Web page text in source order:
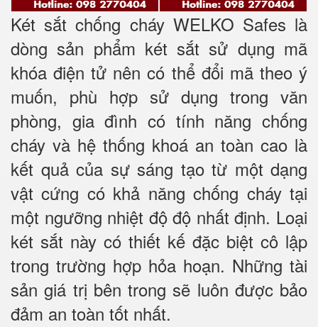
Két sắt chống cháy WELKO Safes là
dòng sản phẩm két sắt sử dụng mã
khóa điện tử nên có thể đổi mã theo ý
muốn, phù hợp sử dụng trong văn
phòng, gia đình có tính năng chống
cháy và hệ thống khoá an toàn cao là
kết quả của sự sáng tạo từ một dạng
vật cứng có khả năng chống cháy tại
một ngưỡng nhiệt độ độ nhất định. Loại
két sắt này có thiết kế đặc biệt cô lập
trong trường hợp hỏa hoạn. Những tài
sản giá trị bên trong sẽ luôn được bảo
đảm an toàn tốt nhất.